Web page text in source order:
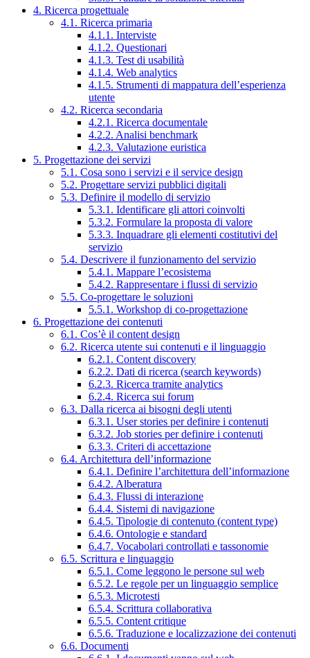
4. Ricerca progettuale
4.1. Ricerca primaria
4.1.1. Interviste
4.1.2. Questionari
4.1.3. Test di usabilità
4.1.4. Web analytics
4.1.5. Strumenti di mappatura dell’esperienza
utente
4.2. Ricerca secondaria
4.2.1. Ricerca documentale
4.2.2. Analisi benchmark
4.2.3. Valutazione euristica
5. Progettazione dei servizi
5.1. Cosa sono i servizi e il service design
5.2. Progettare servizi pubblici digitali
5.3. Definire il modello di servizio
5.3.1. Identificare gli attori coinvolti
5.3.2. Formulare la proposta di valore
5.3.3. Inquadrare gli elementi costitutivi del
servizio
5.4. Descrivere il funzionamento del servizio
5.4.1. Mappare l’ecosistema
5.4.2. Rappresentare i flussi di servizio
5.5. Co-progettare le soluzioni
5.5.1. Workshop di co-progettazione
6. Progettazione dei contenuti
6.1. Cos’è il content design
6.2. Ricerca utente sui contenuti e il linguaggio
6.2.1. Content discovery
6.2.2. Dati di ricerca (search keywords)
6.2.3. Ricerca tramite analytics
6.2.4. Ricerca sui forum
6.3. Dalla ricerca ai bisogni degli utenti
6.3.1. User stories per definire i contenuti
6.3.2. Job stories per definire i contenuti
6.3.3. Criteri di accettazione
6.4. Architettura dell’informazione
6.4.1. Definire l’architettura dell’informazione
6.4.2. Alberatura
6.4.3. Flussi di interazione
6.4.4. Sistemi di navigazione
6.4.5. Tipologie di contenuto (content type)
6.4.6. Ontologie e standard
6.4.7. Vocabolari controllati e tassonomie
6.5. Scrittura e linguaggio
6.5.1. Come leggono le persone sul web
6.5.2. Le regole per un linguaggio semplice
6.5.3. Microtesti
6.5.4. Scrittura collaborativa
6.5.5. Content critique
6.5.6. Traduzione e localizzazione dei contenuti
6.6. Documenti